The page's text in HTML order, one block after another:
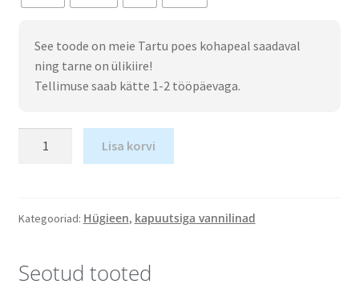
See toode on meie Tartu poes kohapeal saadaval
ning tarne on ülikiire!
Tellimuse saab kätte 1-2 tööpäevaga.
Lisa korvi
Kategooriad: Hügieen, kapuutsiga vannilinad
Seotud tooted